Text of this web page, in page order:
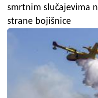
smrtnim slučajevima
strane bojišnice